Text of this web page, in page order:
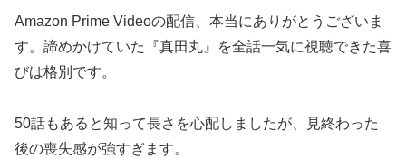
Amazon Prime Videoの配信、本当にありがとうございま
す。諦めかけていた『真田丸』を全話一気に視聴できた喜
びは格別です。
50話もあると知って長さを心配しましたが、見終わった
後の喪失感が強すぎます。